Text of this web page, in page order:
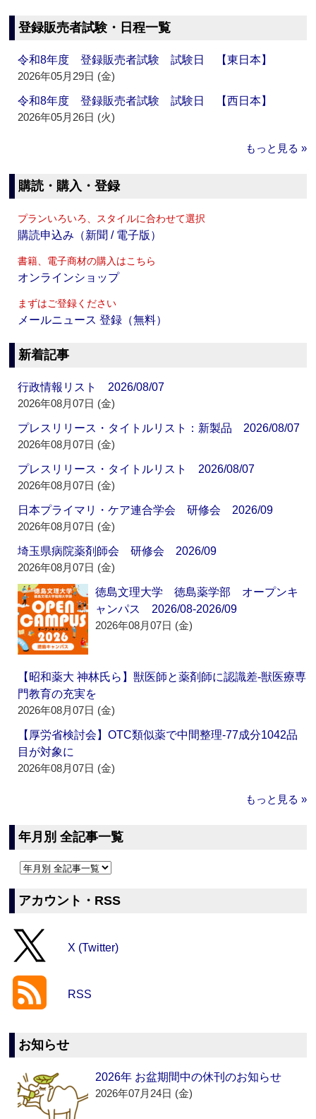
登録販売者試験・日程一覧
令和8年度 登録販売者試験 試験日 【東日本】
2026年05月29日 (金)
令和8年度 登録販売者試験 試験日 【西日本】
2026年05月26日 (火)
もっと見る »
購読・購入・登録
プランいろいろ、スタイルに合わせて選択
購読申込み（新聞 / 電子版）
書籍、電子商材の購入はこちら
オンラインショップ
まずはご登録ください
メールニュース 登録（無料）
新着記事
行政情報リスト 2026/08/07
2026年08月07日 (金)
プレスリリース・タイトルリスト：新製品 2026/08/07
2026年08月07日 (金)
プレスリリース・タイトルリスト 2026/08/07
2026年08月07日 (金)
日本プライマリ・ケア連合学会 研修会 2026/09
2026年08月07日 (金)
埼玉県病院薬剤師会 研修会 2026/09
2026年08月07日 (金)
徳島文理大学 徳島薬学部 オープンキ
ャンパス 2026/08-2026/09
2026年08月07日 (金)
【昭和薬大 神林氏ら】獣医師と薬剤師に認識差‐獣医療専
門教育の充実を
2026年08月07日 (金)
【厚労省検討会】OTC類似薬で中間整理‐77成分1042品
目が対象に
2026年08月07日 (金)
もっと見る »
年月別 全記事一覧
アカウント・RSS
X (Twitter)
RSS
お知らせ
2026年 お盆期間中の休刊のお知らせ
2026年07月24日 (金)